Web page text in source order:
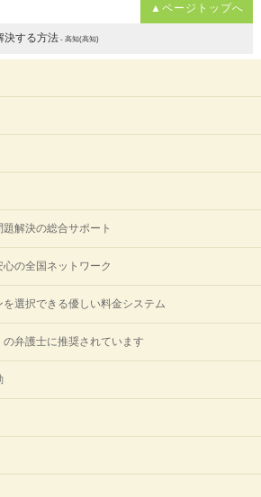
▲ページトップへ
決する方法- 高知(高知)
解決の総合サポート
の全国ネットワーク
選択できる優しい料金システム
弁護士に推奨されています